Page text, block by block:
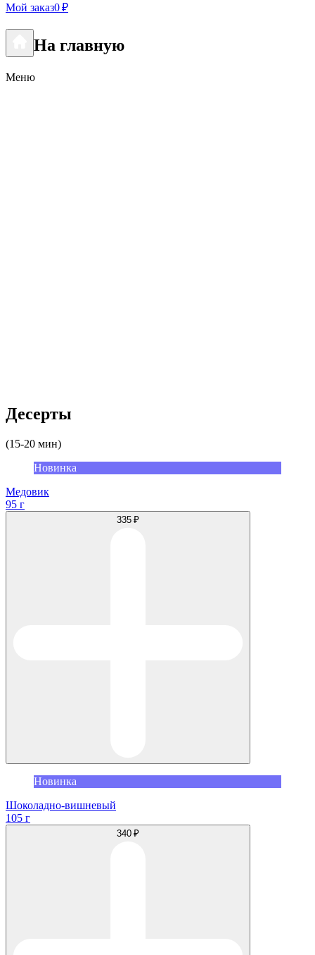
Мой заказ0 ₽
На главную
Меню
Десерты
(15-20 мин)
Новинка
Медовик
95 г
335 ₽
Новинка
Шоколадно-вишневый
105 г
340 ₽